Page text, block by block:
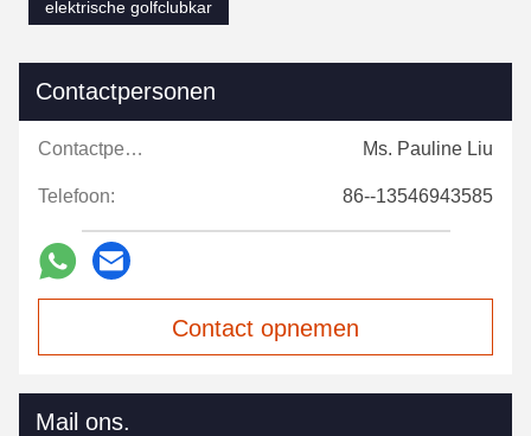
elektrische golfclubkar
Contactpersonen
Contactpersonen: Ms. Pauline Liu
Telefoon: 86--13546943585
Contact opnemen
Mail ons.